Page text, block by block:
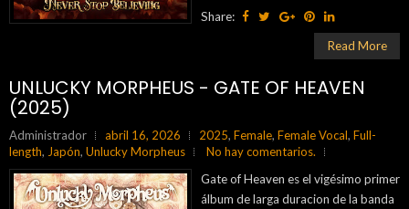
Share:
Read More
UNLUCKY MORPHEUS - GATE OF HEAVEN
(2025)
Administrador abril 16, 2026 2025, Female, Female Vocal, Full-
length, Japón, Unlucky Morpheus
No hay comentarios.
Gate of Heaven es el vigésimo primer
álbum de larga duracion de la banda